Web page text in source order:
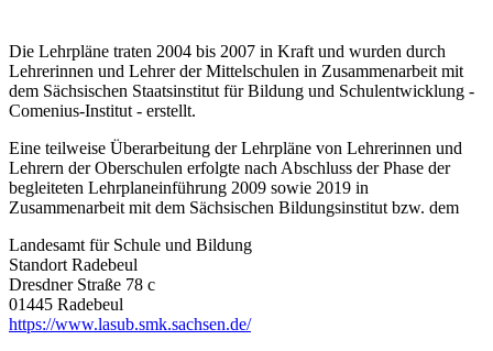
Die Lehrpläne traten 2004 bis 2007 in Kraft und wurden durch
Lehrerinnen und Lehrer der Mittelschulen in Zusammenarbeit mit
dem Sächsischen Staatsinstitut für Bildung und Schulentwicklung -
Comenius-Institut - erstellt.
Eine teilweise Überarbeitung der Lehrpläne von Lehrerinnen und
Lehrern der Oberschulen erfolgte nach Abschluss der Phase der
begleiteten Lehrplaneinführung 2009 sowie 2019 in
Zusammenarbeit mit dem Sächsischen Bildungsinstitut bzw. dem
Landesamt für Schule und Bildung
Standort Radebeul
Dresdner Straße 78 c
01445 Radebeul
https://www.lasub.smk.sachsen.de/